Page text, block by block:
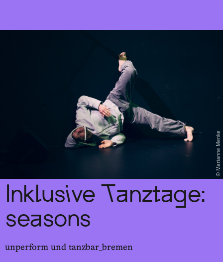
Marianne Menke
Inklusive Tanztage:
seasons
unperform und tanzbar_bremen